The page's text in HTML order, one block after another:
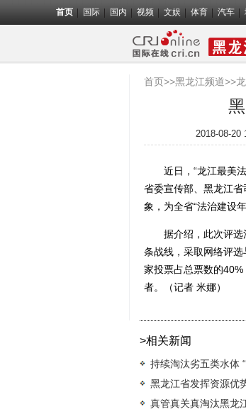
首页 国际 国内 视频 文娱 体育 汽车
首页>>黑龙江频道>>
2018-08-20
近日，“龙江最美法
省委宣传部、黑龙江
象，为全省“法治建设
据介绍，此次评选
条战线，采取网络评
家投票占总票数的
者。（记者 米娜）
>相关新闻
持续淘汰劣五类水体
黑龙江省发挥资源优
真管真关真淘汰黑龙